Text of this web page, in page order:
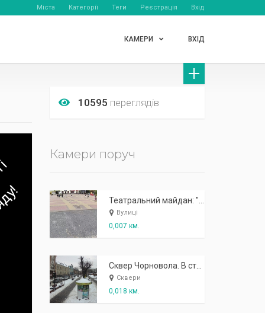
Міста Категорії Теги Реєстрація Вхід
КАМЕРИ ВХІД
10595 переглядів
Камери поруч
Вулиці
0,007 км.
Сквер Чорновола. В сторону залізничного вокзалу
Сквери
0,018 км.